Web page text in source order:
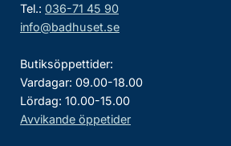
Tel.: 036-71 45 90
info@badhuset.se
Butiksöppettider:
Vardagar: 09.00-18.00
Lördag: 10.00-15.00
Avvikande öppetider